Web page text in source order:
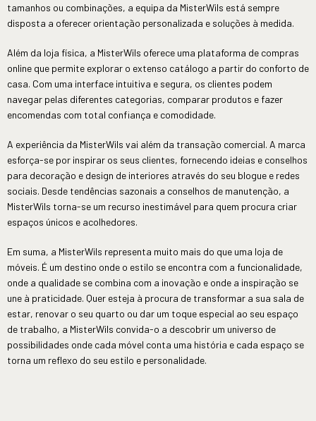
tamanhos ou combinações, a equipa da MisterWils está sempre
disposta a oferecer orientação personalizada e soluções à medida.
Além da loja física, a MisterWils oferece uma plataforma de compras
online que permite explorar o extenso catálogo a partir do conforto de
casa. Com uma interface intuitiva e segura, os clientes podem
navegar pelas diferentes categorias, comparar produtos e fazer
encomendas com total confiança e comodidade.
A experiência da MisterWils vai além da transação comercial. A marca
esforça-se por inspirar os seus clientes, fornecendo ideias e conselhos
para decoração e design de interiores através do seu blogue e redes
sociais. Desde tendências sazonais a conselhos de manutenção, a
MisterWils torna-se um recurso inestimável para quem procura criar
espaços únicos e acolhedores.
Em suma, a MisterWils representa muito mais do que uma loja de
móveis. É um destino onde o estilo se encontra com a funcionalidade,
onde a qualidade se combina com a inovação e onde a inspiração se
une à praticidade. Quer esteja à procura de transformar a sua sala de
estar, renovar o seu quarto ou dar um toque especial ao seu espaço
de trabalho, a MisterWils convida-o a descobrir um universo de
possibilidades onde cada móvel conta uma história e cada espaço se
torna um reflexo do seu estilo e personalidade.